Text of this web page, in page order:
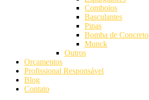
Comboios
Basculantes
Pipas
Bomba de Concreto
Munck
Outros
Orçamentos
Profissional Responsável
Blog
Contato